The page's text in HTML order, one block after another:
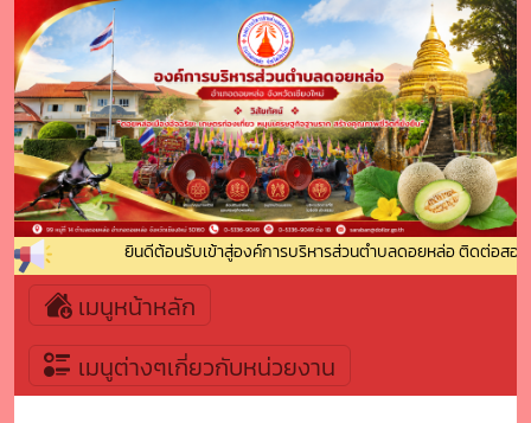
ยินดีต้อนรับเข้าสู่องค์การบริหารส่วนตำบลดอยหล่อ ติดต่อสอบ
เมนูหน้าหลัก
เมนูต่างๆเกี่ยวกับหน่วยงาน